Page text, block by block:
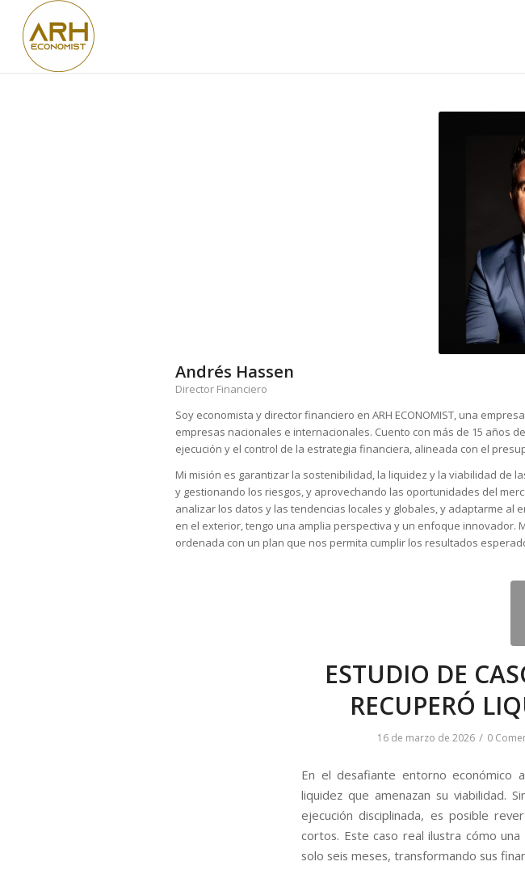
Andrés Hassen
Director Financiero
Soy economista y director financiero en ARH ECONOMIST, una
empresas nacionales e internacionales. Cuento con más de 15 años
ejecución y el control de la estrategia financiera, alineada con el
Mi misión es garantizar la sostenibilidad, la liquidez y la viabilidad de
y gestionando los riesgos, y aprovechando las oportunidades del
analizar los datos y las tendencias locales y globales, y adaptarme al
en el exterior, tengo una amplia perspectiva y un enfoque
ordenada con un plan que nos permita cumplir los resultados
ESTUDIO DE
RECUPERÓ
16 de marzo de 2026 / 0
En el desafiante entorno económico
liquidez que amenazan su viabilidad.
ejecución disciplinada, es posible
cortos. Este caso real ilustra cómo
solo seis meses, transformando sus